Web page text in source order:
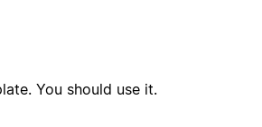
You should use it.